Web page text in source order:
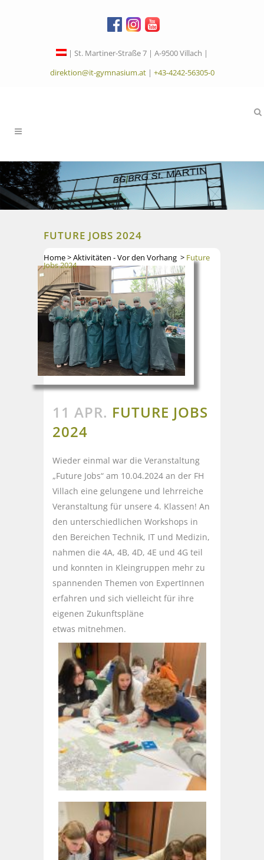
| St. Martiner-Straße 7 | A-9500 Villach |
direktion@it-gymnasium.at| +43-4242-56305-0
FUTURE JOBS 2024
Home>Aktivitäten - Vor den Vorhang > Future
Jobs 2024
11 APR. FUTURE JOBS
2024
Wieder einmal war die Veranstaltung
„Future Jobs“ am 10.04.2024 an der FH
Villach eine gelungene und lehrreiche
Veranstaltung für unsere 4. Klassen! An
den unterschiedlichen Workshops in
den Bereichen Technik, IT und Medizin,
nahmen die 4A, 4B, 4D, 4E und 4G teil
und konnten in Kleingruppen mehr zu
spannenden Themen von ExpertInnen
erfahren und sich vielleicht für ihre
eigenen Zukunftspläne
etwas mitnehmen.